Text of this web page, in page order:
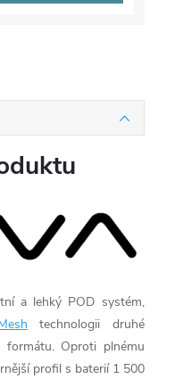
a lehký POD systém,
technologii druhé
formátu. Oproti plnému
profil s baterií 1 500